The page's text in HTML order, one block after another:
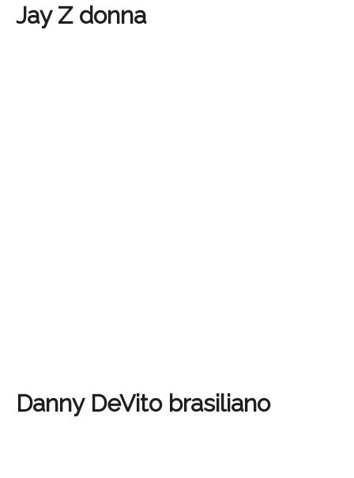
Jay Z donna
Danny DeVito brasiliano